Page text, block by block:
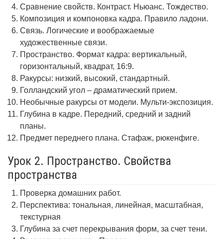
Сравнение свойств. Контраст. Ньюанс. Тождество.
Композиция и компоновка кадра. Правило ладони.
Связь. Логические и воображаемые
художественные связи.
Пространство. Формат кадра: вертикальный,
горизонтальный, квадрат, 16:9.
Ракурсы: низкий, высокий, стандартный.
Голландский угол – драматический прием.
Необычные ракурсы от модели. Мульти-экспозиция.
Глубина в кадре. Передний, средний и задний
планы.
Предмет переднего плана. Стафаж, рюкенфиге.
Урок 2. Пространство. Свойства
пространства
Проверка домашних работ.
Перспектива: тональная, линейная, масштабная,
текстурная
Глубина за счет перекрывания форм, за счет тени.